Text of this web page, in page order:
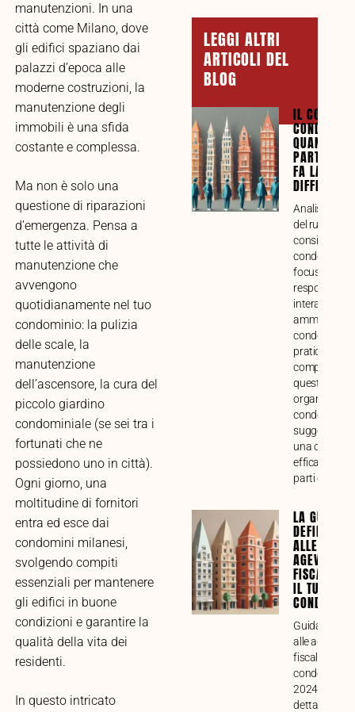
manutenzioni. In una
città come Milano, dove
gli edifici spaziano dai
palazzi d’epoca alle
moderne costruzioni, la
manutenzione degli
immobili è una sfida
costante e complessa.
Ma non è solo una
questione di riparazioni
d’emergenza. Pensa a
tutte le attività di
manutenzione che
avvengono
quotidianamente nel tuo
condominio: la pulizia
delle scale, la
manutenzione
dell’ascensore, la cura del
piccolo giardino
condominiale (se sei tra i
fortunati che ne
possiedono uno in città).
Ogni giorno, una
moltitudine di fornitori
entra ed esce dai
condomini milanesi,
svolgendo compiti
essenziali per mantenere
gli edifici in buone
condizioni e garantire la
qualità della vita dei
residenti.
In questo intricato
LEGGI ALTRI
ARTICOLI DEL
BLOG
IL
QUANDO LA
FA LA
Analisi
del ruolo del
consiglio
focus su
interazione
condòmini.
pratica alla
questo
organo di
suggerimenti
una
efficace tra
parti
LA GUIDA
DEFINITIVA
ALLE
FISCALI
IL TUO
Guida
alle
fiscali per
condominiali
2024. Analisi
dettagliata di